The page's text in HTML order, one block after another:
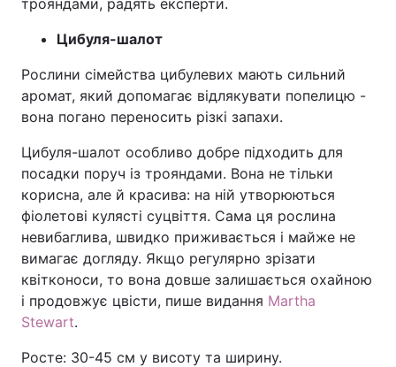
трояндами, радять експерти.
Цибуля-шалот
Рослини сімейства цибулевих мають сильний
аромат, який допомагає відлякувати попелицю -
вона погано переносить різкі запахи.
Цибуля-шалот особливо добре підходить для
посадки поруч із трояндами. Вона не тільки
корисна, але й красива: на ній утворюються
фіолетові кулясті суцвіття. Сама ця рослина
невибаглива, швидко приживається і майже не
вимагає догляду. Якщо регулярно зрізати
квітконоси, то вона довше залишається охайною
і продовжує цвісти, пише видання Martha
Stewart.
Росте: 30-45 см у висоту та ширину.